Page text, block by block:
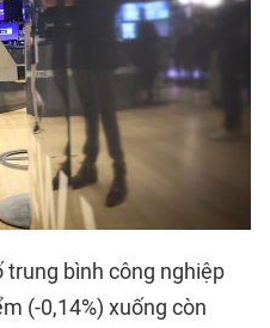
trung bình công nghiệp
(-0,14%) xuống còn